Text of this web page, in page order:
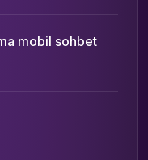
mobil sohbet